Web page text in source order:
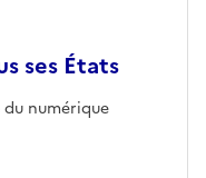
ses États
numérique